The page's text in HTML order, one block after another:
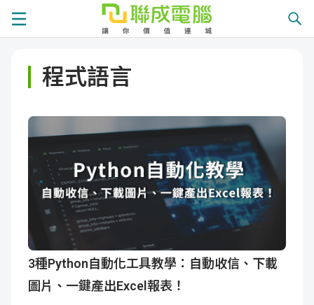
程式語言
3種Python自動化工具教學：自動收信、下載
圖片、一鍵產出Excel報表！